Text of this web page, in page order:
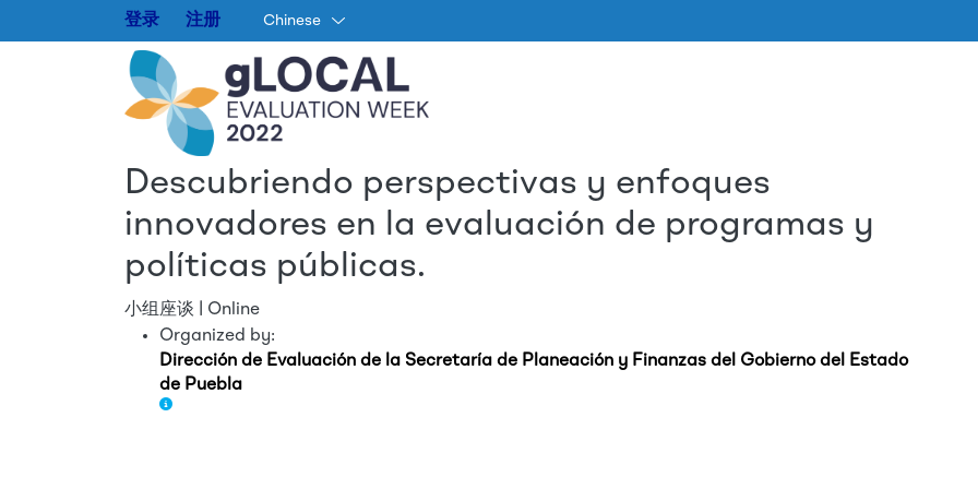
Skip to main content
登录 注册 Chinese
Descubriendo perspectivas y enfoques
innovadores en la evaluación de programas y
políticas públicas.
小组座谈 | Online
Organized by:
Dirección de Evaluación de la Secretaría de Planeación y Finanzas del Gobierno del Estado
de Puebla